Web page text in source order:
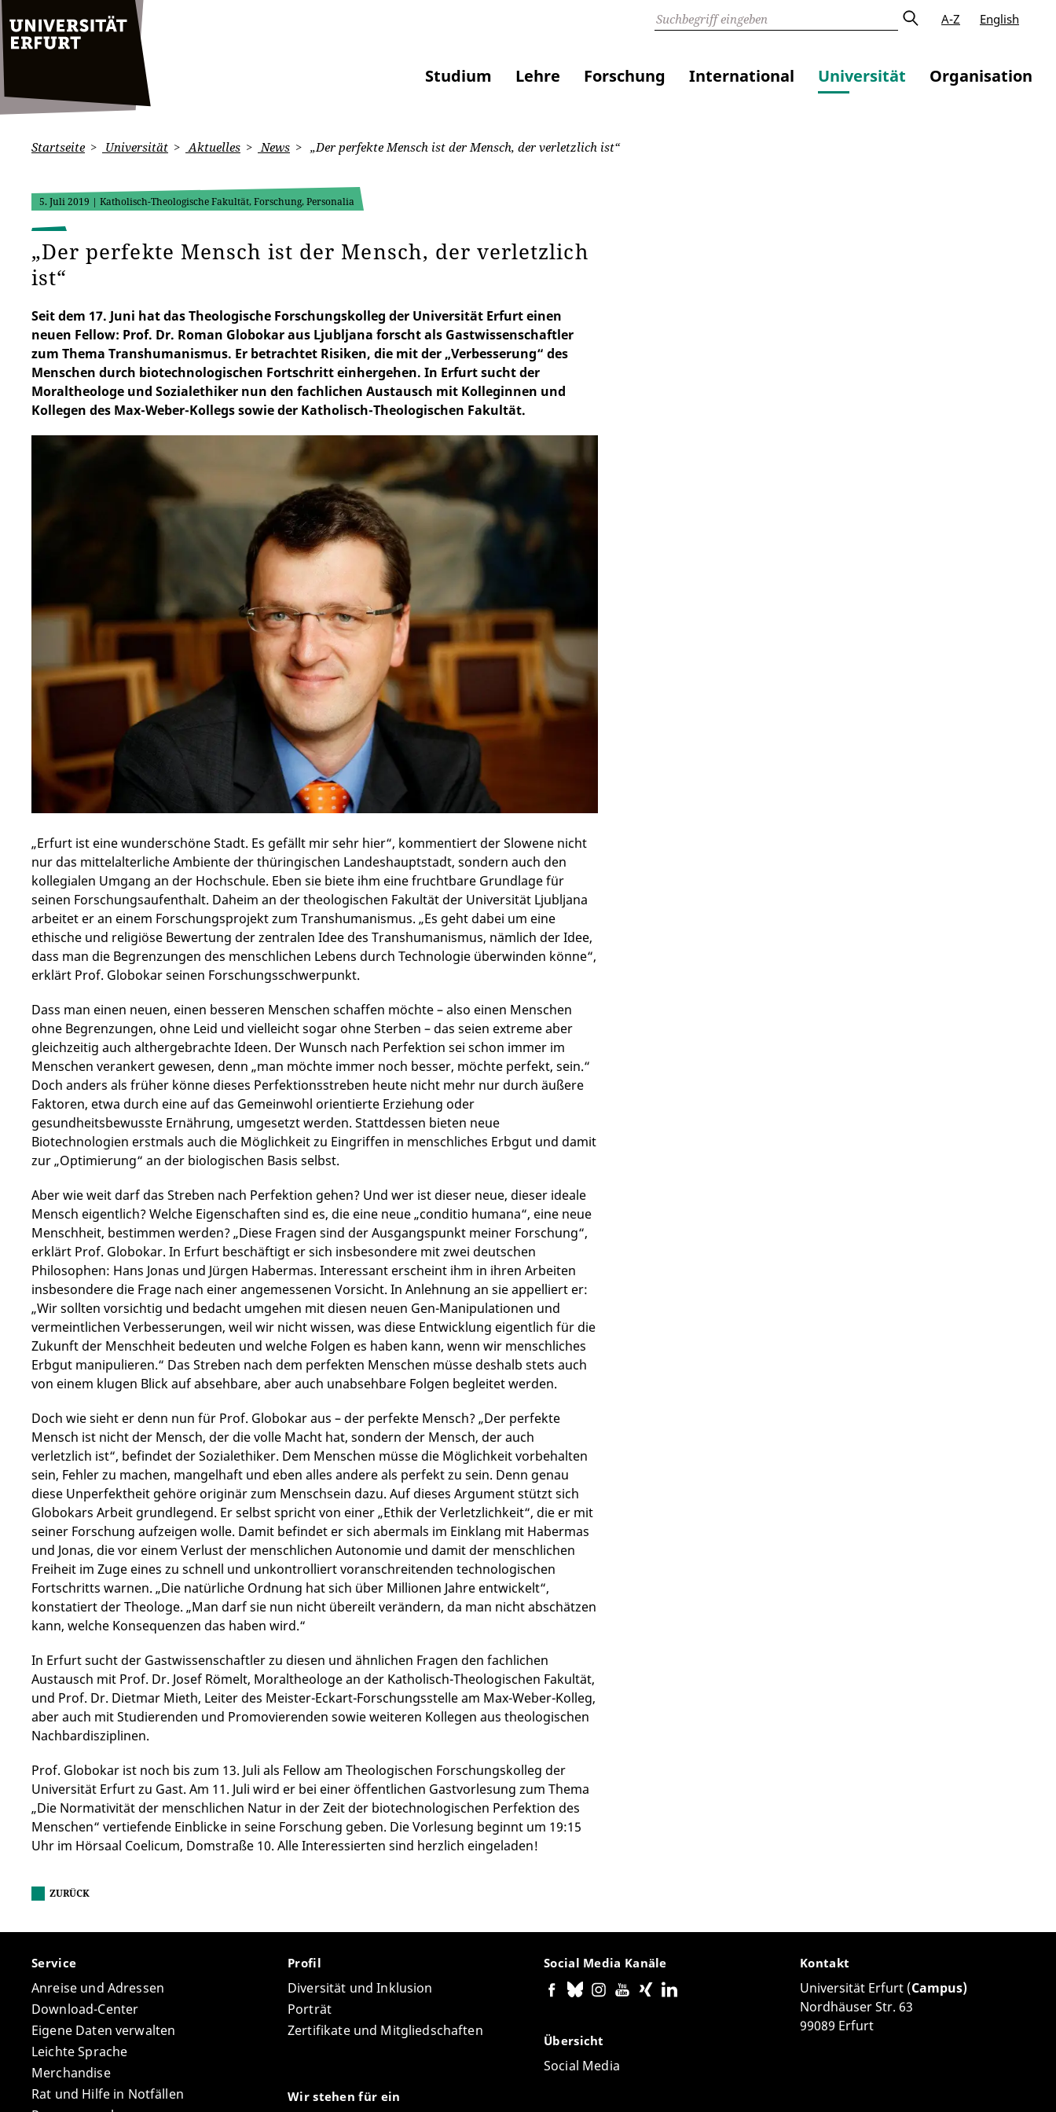
A-Z English
Studium Lehre Forschung International Universität Organisation
Startseite Universität Aktuelles News „Der perfekte Mensch ist der Mensch, der verletzlich ist“
5. Juli 2019 | Katholisch-Theologische Fakultät, Forschung, Personalia
„Der perfekte Mensch ist der Mensch, der verletzlich
ist“
Seit dem 17. Juni hat das Theologische Forschungskolleg der Universität Erfurt einen
neuen Fellow: Prof. Dr. Roman Globokar aus Ljubljana forscht als Gastwissenschaftler
zum Thema Transhumanismus. Er betrachtet Risiken, die mit der „Verbesserung“ des
Menschen durch biotechnologischen Fortschritt einhergehen. In Erfurt sucht der
Moraltheologe und Sozialethiker nun den fachlichen Austausch mit Kolleginnen und
Kollegen des Max-Weber-Kollegs sowie der Katholisch-Theologischen Fakultät.
„Erfurt ist eine wunderschöne Stadt. Es gefällt mir sehr hier“, kommentiert der Slowene nicht
nur das mittelalterliche Ambiente der thüringischen Landeshauptstadt, sondern auch den
kollegialen Umgang an der Hochschule. Eben sie biete ihm eine fruchtbare Grundlage für
seinen Forschungsaufenthalt. Daheim an der theologischen Fakultät der Universität Ljubljana
arbeitet er an einem Forschungsprojekt zum Transhumanismus. „Es geht dabei um eine
ethische und religiöse Bewertung der zentralen Idee des Transhumanismus, nämlich der Idee,
dass man die Begrenzungen des menschlichen Lebens durch Technologie überwinden könne“,
erklärt Prof. Globokar seinen Forschungsschwerpunkt.
Dass man einen neuen, einen besseren Menschen schaffen möchte – also einen Menschen
ohne Begrenzungen, ohne Leid und vielleicht sogar ohne Sterben – das seien extreme aber
gleichzeitig auch althergebrachte Ideen. Der Wunsch nach Perfektion sei schon immer im
Menschen verankert gewesen, denn „man möchte immer noch besser, möchte perfekt, sein.“
Doch anders als früher könne dieses Perfektionsstreben heute nicht mehr nur durch äußere
Faktoren, etwa durch eine auf das Gemeinwohl orientierte Erziehung oder
gesundheitsbewusste Ernährung, umgesetzt werden. Stattdessen bieten neue
Biotechnologien erstmals auch die Möglichkeit zu Eingriffen in menschliches Erbgut und damit
zur „Optimierung“ an der biologischen Basis selbst.
Aber wie weit darf das Streben nach Perfektion gehen? Und wer ist dieser neue, dieser ideale
Mensch eigentlich? Welche Eigenschaften sind es, die eine neue „conditio humana“, eine neue
Menschheit, bestimmen werden? „Diese Fragen sind der Ausgangspunkt meiner Forschung“,
erklärt Prof. Globokar. In Erfurt beschäftigt er sich insbesondere mit zwei deutschen
Philosophen: Hans Jonas und Jürgen Habermas. Interessant erscheint ihm in ihren Arbeiten
insbesondere die Frage nach einer angemessenen Vorsicht. In Anlehnung an sie appelliert er:
„Wir sollten vorsichtig und bedacht umgehen mit diesen neuen Gen-Manipulationen und
vermeintlichen Verbesserungen, weil wir nicht wissen, was diese Entwicklung eigentlich für die
Zukunft der Menschheit bedeuten und welche Folgen es haben kann, wenn wir menschliches
Erbgut manipulieren.“ Das Streben nach dem perfekten Menschen müsse deshalb stets auch
von einem klugen Blick auf absehbare, aber auch unabsehbare Folgen begleitet werden.
Doch wie sieht er denn nun für Prof. Globokar aus – der perfekte Mensch? „Der perfekte
Mensch ist nicht der Mensch, der die volle Macht hat, sondern der Mensch, der auch
verletzlich ist“, befindet der Sozialethiker. Dem Menschen müsse die Möglichkeit vorbehalten
sein, Fehler zu machen, mangelhaft und eben alles andere als perfekt zu sein. Denn genau
diese Unperfektheit gehöre originär zum Menschsein dazu. Auf dieses Argument stützt sich
Globokars Arbeit grundlegend. Er selbst spricht von einer „Ethik der Verletzlichkeit“, die er mit
seiner Forschung aufzeigen wolle. Damit befindet er sich abermals im Einklang mit Habermas
und Jonas, die vor einem Verlust der menschlichen Autonomie und damit der menschlichen
Freiheit im Zuge eines zu schnell und unkontrolliert voranschreitenden technologischen
Fortschritts warnen. „Die natürliche Ordnung hat sich über Millionen Jahre entwickelt“,
konstatiert der Theologe. „Man darf sie nun nicht übereilt verändern, da man nicht abschätzen
kann, welche Konsequenzen das haben wird.“
In Erfurt sucht der Gastwissenschaftler zu diesen und ähnlichen Fragen den fachlichen
Austausch mit Prof. Dr. Josef Römelt, Moraltheologe an der Katholisch-Theologischen Fakultät,
und Prof. Dr. Dietmar Mieth, Leiter des Meister-Eckart-Forschungsstelle am Max-Weber-Kolleg,
aber auch mit Studierenden und Promovierenden sowie weiteren Kollegen aus theologischen
Nachbardisziplinen.
Prof. Globokar ist noch bis zum 13. Juli als Fellow am Theologischen Forschungskolleg der
Universität Erfurt zu Gast. Am 11. Juli wird er bei einer öffentlichen Gastvorlesung zum Thema
„Die Normativität der menschlichen Natur in der Zeit der biotechnologischen Perfektion des
Menschen“ vertiefende Einblicke in seine Forschung geben. Die Vorlesung beginnt um 19:15
Uhr im Hörsaal Coelicum, Domstraße 10. Alle Interessierten sind herzlich eingeladen!
ZURÜCK
Service
Anreise und Adressen
Download-Center
Eigene Daten verwalten
Leichte Sprache
Merchandise
Rat und Hilfe in Notfällen
Profil
Diversität und Inklusion
Porträt
Zertifikate und Mitgliedschaften
Wir stehen für ein
Social Media Kanäle
Übersicht
Social Media
Kontakt
Universität Erfurt (Campus)
Nordhäuser Str. 63
99089 Erfurt